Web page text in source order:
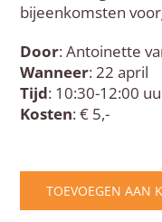
bijeenkomsten
Door: Antoinette
Wanneer: 22 april
Tijd: 10:30-12:00
Kosten: € 5,-
TOEVOEGEN AAN